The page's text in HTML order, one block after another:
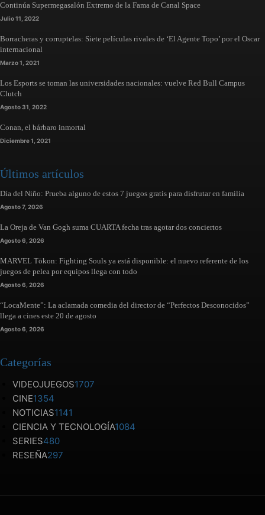
Continúa Supermegasalón Extremo de la Fama de Canal Space
Julio 11, 2022
Borracheras y corruptelas: Siete películas rivales de ‘El Agente Topo’ por el Oscar
internacional
Marzo 1, 2021
Los Esports se toman las universidades nacionales: vuelve Red Bull Campus
Clutch
Agosto 31, 2022
Conan, el bárbaro inmortal
Diciembre 1, 2021
Últimos artículos
Día del Niño: Prueba alguno de estos 7 juegos gratis para disfrutar en familia
Agosto 7, 2026
La Oreja de Van Gogh suma CUARTA fecha tras agotar dos conciertos
Agosto 6, 2026
MARVEL Tōkon: Fighting Souls ya está disponible: el nuevo referente de los
juegos de pelea por equipos llega con todo
Agosto 6, 2026
“LocaMente”: La aclamada comedia del director de “Perfectos Desconocidos”
llega a cines este 20 de agosto
Agosto 6, 2026
Categorías
VIDEOJUEGOS1707
CINE1354
NOTICIAS1141
CIENCIA Y TECNOLOGÍA1084
SERIES480
RESEÑA297